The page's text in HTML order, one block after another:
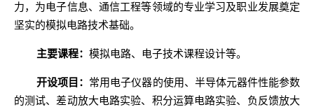
力，为电子信息、通信工程等领域的专业学习及职业发展奠定
坚实的模拟电路技术基础。
主要课程：模拟电路、电子技术课程设计等。
开设项目： 常用电子仪器的使用、半导体元器件性能参数
的测试、差动放大电路实验、积分运算电路实验、负反馈放大